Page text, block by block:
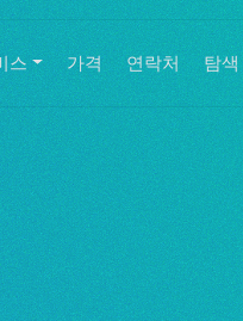
스 가격 연락처 탐색